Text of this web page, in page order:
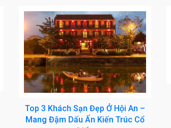
Top 3 Khách Sạn Đẹp Ở Hội An –
Mang Đậm Dấu Ấn Kiến Trúc Cổ